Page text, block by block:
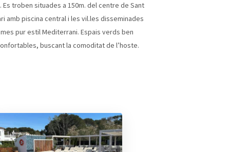
troben situades a 150m. del centre de Sant
amb piscina central i les vil.les disseminades
pur estil Mediterrani. Espais verds ben
buscant la comoditat de l’hoste.